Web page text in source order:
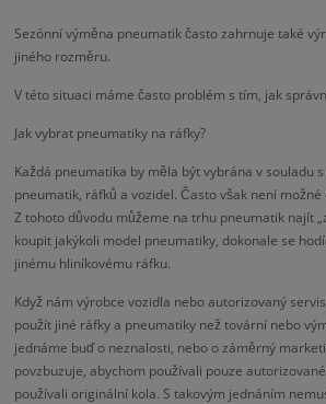
Sezónní výměna pneumatik často zahrnuje také
jiného rozměru.
V této situaci máme často problém s tím, jak
Jak vybrat pneumatiky na ráfky?
Každá pneumatika by měla být vybrána v souladu
pneumatik, ráfků a vozidel. Často však není
Z tohoto důvodu můžeme na trhu pneumatik najít
koupit jakýkoli model pneumatiky, dokonale se
jinému hliníkovému ráfku.
Když nám výrobce vozidla nebo autorizovaný
použít jiné ráfky a pneumatiky než tovární nebo
jednáme buď o neznalosti, nebo o záměrný
povzbuzuje, abychom používali pouze
používali originální kola. S takovým jednáním